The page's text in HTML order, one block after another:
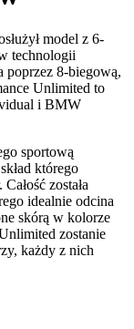
model z 6-
technologii
poprzez 8-biegową,
Unlimited to
i BMW
sportową
którego
została
idealnie odcina
skórą w kolorze
zostanie
każdy z nich